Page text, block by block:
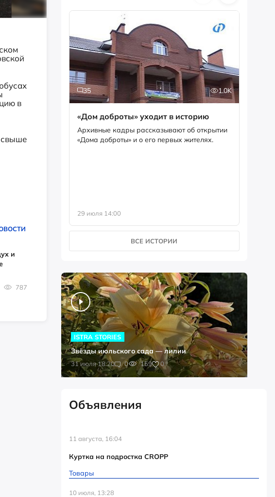
в
свыше
и
787
35 1.0K
«Дом доброты» уходит в историю
Архивные кадры рассказывают об открытии
«Дома доброты» и о его первых жителях.
29 июля 14:00
ВСЕ ИСТОРИИ
31 июля 18:20 0 159 0
ISTRA STORIES
Звёзды июльского сада — лилии
Объявления
11 августа, 16:04
Куртка на подростка CROPP
Товары
10 июля, 13:28